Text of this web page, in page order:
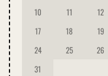
10
11 12
17
18 19
24
25 26
31